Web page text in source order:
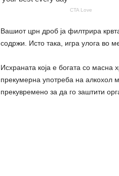
Вашиот црн дроб ја филтрира
содржи. Исто така, игра улога во
Исхраната која е богата со
прекумерна употреба на алкохол
прекувремено за да го заштити